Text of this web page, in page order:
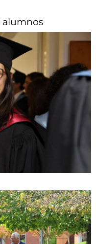
alumnos​